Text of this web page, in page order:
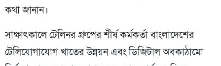
কথা জানান।
সাক্ষাৎকালে টেলিনর গ্রুপের শীর্ষ কর্মকর্তা বাংলাদেশের
টেলিযোগাযোগ খাতের উন্নয়ন এবং ডিজিটাল অবকাঠামো